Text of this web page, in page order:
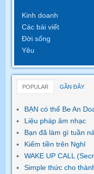
Kinh doanh
Các bài viết
Đời sống
Yêu
POPULAR GẦN ĐÂY
BẠN có thể Be An
Liệu pháp âm nhạc
Bạn đã làm gì tuần
Kiếm tiền trên Nghỉ
WAKE UP CALL
Simple thức cho